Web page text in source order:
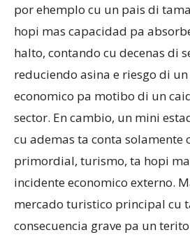
por ehemplo cu un pais di
hopi mas capacidad pa
halto, contando cu decenas di
reduciendo asina e riesgo di
economico pa motibo di un
sector. En cambio, un mini
cu ademas ta conta solamente
primordial, turismo, ta hopi
incidente economico externo.
mercado turistico principal cu
consecuencia grave pa un